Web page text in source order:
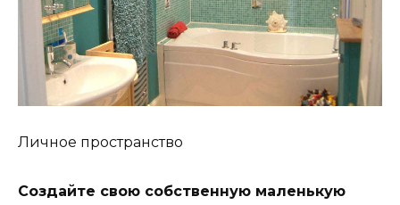
Личное пространство
Создайте свою собственную маленькую